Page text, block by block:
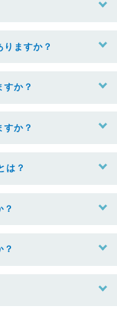
ますか？
か？
か？
は？